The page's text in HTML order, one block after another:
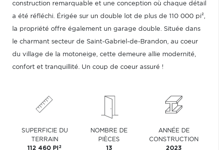
construction remarquable et une conception où chaque détail
a été réfléchi. Érigée sur un double lot de plus de 110 000 pi²,
la propriété offre également un garage double. Située dans
le charmant secteur de Saint-Gabriel-de-Brandon, au coeur
du village de la motoneige, cette demeure allie modernité,
confort et tranquillité. Un coup de coeur assuré !
SUPERFICIE DU
TERRAIN
112 460 PI 2
NOMBRE DE
PIÈCES
13
ANNÉE DE
CONSTRUCTION
2023